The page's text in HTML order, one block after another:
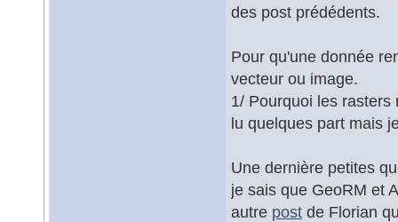
des post prédédents.
Pour qu'une donnée
vecteur ou image.
1/ Pourquoi les
lu quelques part mais
Une dernière petites
je sais que GeoRM et
autre post de Florian